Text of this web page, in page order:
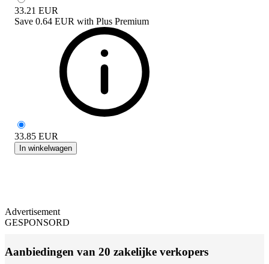
33.21 EUR
Save 0.64 EUR with Plus Premium
33.85 EUR
In winkelwagen
Advertisement
GESPONSORD
Aanbiedingen van 20 zakelijke verkopers